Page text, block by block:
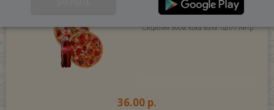
Сицилия 30см. Кока кола 1шт/1 литр
36.00 р.